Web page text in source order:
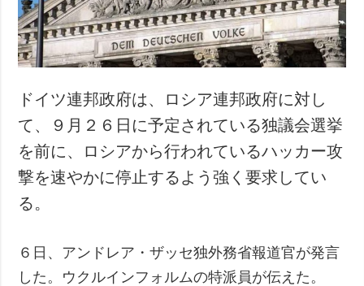
事故・緊急事態
追加
特集
インタビュー
写真
動画
サービス
購読
フォトバンク
ドイツ連邦政府は、ロシア連邦政府に対し
て、９月２６日に予定されている独議会選挙
を前に、ロシアから行われているハッカー攻
撃を速やかに停止するよう強く要求してい
る。
６日、アンドレア・ザッセ独外務省報道官が発言
した。ウクルインフォルムの特派員が伝えた。